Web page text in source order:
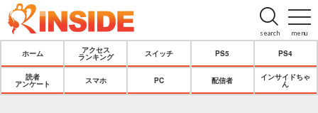
menu
search
ホーム
アクセス
ランキング
スイッチ PS5 PS4
読者
アンケート
スマホ PC 配信者
インサイドちゃ
ん